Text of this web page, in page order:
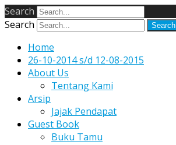
Search
Search
Home
26-10-2014 s/d 12-08-2015
About Us
Tentang Kami
Arsip
Jajak Pendapat
Guest Book
Buku Tamu